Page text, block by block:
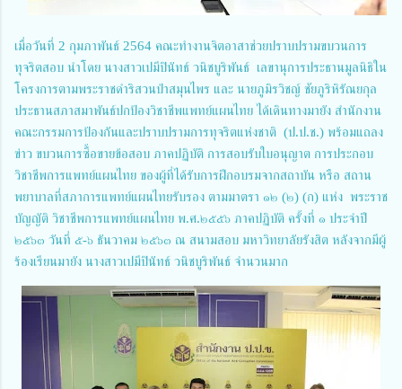
เมื่อวันที่ 2 กุมภาพันธ์ 2564 คณะทำงานจิตอาสาช่วยปราบปรามขบวนการ
ทุจริตสอบ นำโดย นางสาวเปมีปินัทธ์ วนิชบูริพันธ์ เลขานุการประธานมูลนิธิใน
โครงการตามพระราชดำริสวนป่าสมุนไพร และ นายภูมิรวิชญ์ ชัยภูริหิรัณยกุล
ประธานสภาสมาพันธ์ปกป้องวิชาชีพแพทย์แผนไทย ได้เดินทางมายัง สำนักงาน
คณะกรรมการป้องกันและปราบปรามการทุจริตแห่งชาติ (ป.ป.ช.) พร้อมแถลง
ข่าว ขบวนการซื้อขายข้อสอบ ภาคปฏิบัติ การสอบรับใบอนุญาต การประกอบ
วิชาชีพการแพทย์แผนไทย ของผู้ที่ได้รับการฝึกอบรมจากสถาบัน หรือ สถาน
พยาบาลที่สภาการแพทย์แผนไทยรับรอง ตามมาตรา ๑๒ (๒) (ก) แห่ง พระราช
บัญญัติ วิชาชีพการแพทย์แผนไทย พ.ศ.๒๕๕๖ ภาคปฏิบัติ ครั้งที่ ๑ ประจำปี
๒๕๖๓ วันที่ ๕-๖ ธันวาคม ๒๕๖๓ ณ สนามสอบ มหาวิทยาลัยรังสิต หลังจากมีผู้
ร้องเรียนมายัง นางสาวเปมีปินัทธ์ วนิชบูริพันธ์ จำนวนมาก